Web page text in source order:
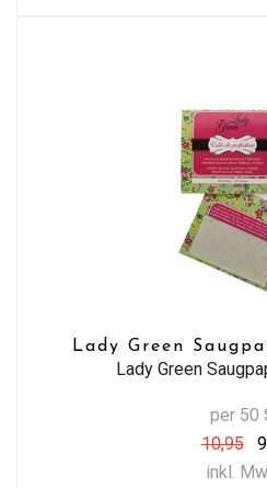
Lady Green
Lady Green
per 50
10,95
inkl.